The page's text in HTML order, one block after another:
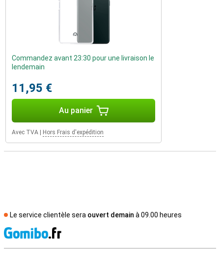
Commandez avant 23:30 pour une livraison le
lendemain
11,95 €
Au panier
Avec TVA Hors Frais d'expédition
Le service clientèle sera ouvert demain à 09.00 heures